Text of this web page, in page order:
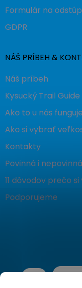
Formulár na
GDPR
NÁŠ PRÍBEH &
Náš príbeh
Kysucký Trail
Ako to u nás funguje
Ako si vybrať
Kontakty
Povinná i
11 dôvodov prečo
Podporujeme